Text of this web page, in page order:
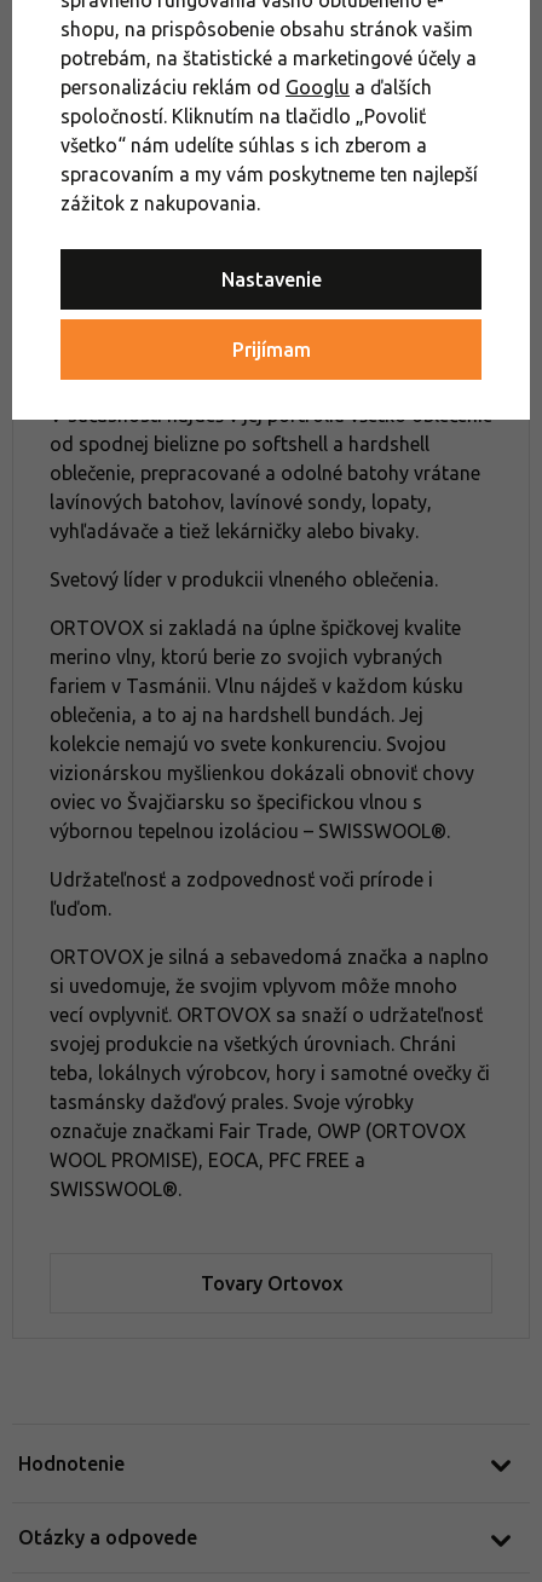
Výpredaj Oblečenie
Ortovox
Od roku 1980, kedy ORTOVOX prišiel s ich prvým
nemecká outdoorová značka svojimi produktmi
sústredí na našu ochranu v horách. Najčastejšie ju
obliekajú skialpinisti a freerideri, ale široký
sortiment ponúka aj pre vysokohorskú turistiku,
horolezectvo, lezenie a mountain running.
V súčasnosti nájdeš v jej portfóliu všetko oblečenie
od spodnej bielizne po softshell a hardshell
oblečenie, prepracované a odolné batohy vrátane
lavínových batohov, lavínové sondy, lopaty,
vyhľadávače a tiež lekárničky alebo bivaky.
Svetový líder v produkcii vlneného oblečenia.
ORTOVOX si zakladá na úplne špičkovej kvalite
merino vlny, ktorú berie zo svojich vybraných
fariem v Tasmánii. Vlnu nájdeš v každom kúsku
oblečenia, a to aj na hardshell bundách. Jej
kolekcie nemajú vo svete konkurenciu. Svojou
vizionárskou myšlienkou dokázali obnoviť chovy
oviec vo Švajčiarsku so špecifickou vlnou s
výbornou tepelnou izoláciou – SWISSWOOL®.
Udržateľnosť a zodpovednosť voči prírode i
ľuďom.
ORTOVOX je silná a sebavedomá značka a naplno
si uvedomuje, že svojim vplyvom môže mnoho
vecí ovplyvniť. ORTOVOX sa snaží o udržateľnosť
svojej produkcie na všetkých úrovniach. Chráni
teba, lokálnych výrobcov, hory i samotné ovečky či
tasmánsky dažďový prales. Svoje výrobky
označuje značkami Fair Trade, OWP (ORTOVOX
WOOL PROMISE), EOCA, PFC FREE a
SWISSWOOL®.
Tovary Ortovox
Hodnotenie
Otázky a odpovede
shopu, na prispôsobenie obsahu stránok vašim
potrebám, na štatistické a marketingové účely a
personalizáciu reklám od Googlu a ďalších
spoločností. Kliknutím na tlačidlo „Povoliť
všetko“ nám udelíte súhlas s ich zberom a
spracovaním a my vám poskytneme ten najlepší
zážitok z nakupovania.
Nastavenie
Prijímam